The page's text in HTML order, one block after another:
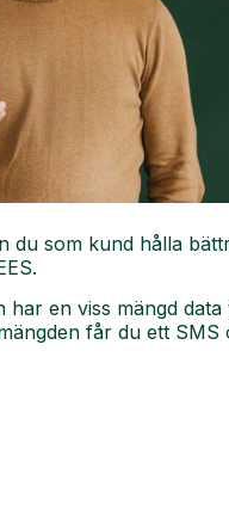
du som kund hålla
har en viss mängd
får du ett